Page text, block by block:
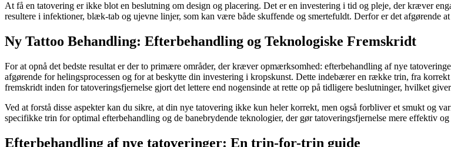
At få en tatovering er ikke blot en beslutning om design og placering. Det er en investering i tid og pleje, der kræver
resultere i infektioner, blæk-tab og ujevne linjer, som kan være både skuffende og smertefuldt. Derfor er det afgørende
Ny Tattoo Behandling: Efterbehandling og Teknologiske Fremskridt
For at opnå det bedste resultat er der to primære områder, der kræver opmærksomhed: efterbehandling af nye
afgørende for helingsprocessen og for at beskytte din investering i kropskunst. Dette indebærer en række trin, fra
fremskridt inden for tatoveringsfjernelse gjort det lettere end nogensinde at rette op på tidligere beslutninger, hvilket
Ved at forstå disse aspekter kan du sikre, at din nye tatovering ikke kun heler korrekt, men også forbliver et smukt og
specifikke trin for optimal efterbehandling og de banebrydende teknologier, der gør tatoveringsfjernelse mere effektiv
Efterbehandling af nye tatoveringer: En trin-for-trin guide